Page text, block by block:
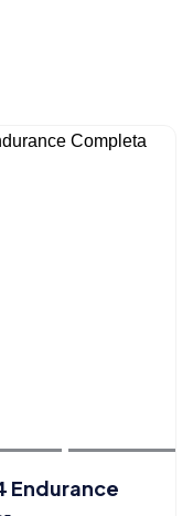
Endurance